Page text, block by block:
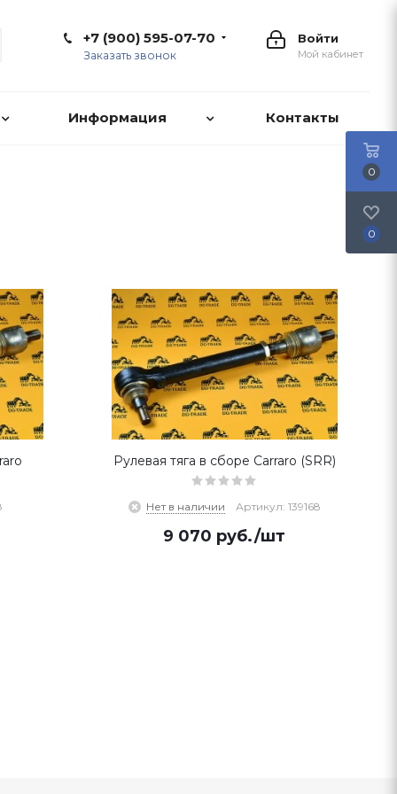
Войти
Мой кабинет
+7 (900) 595-07-70
Заказать звонок
Информация Контакты
Рулевая тяга в сборе Carraro (SRR)
Нет в наличии Артикул: 139168
9 070 руб./шт
0
0